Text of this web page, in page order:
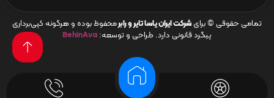
تمامی حقوقی © برای شرکت ایران یاسا تایر و رابرمحفوظ بوده و هرگونه کپی‌برداری
پیگرد قانونی دارد. طراحی و توسعه: BehinAva